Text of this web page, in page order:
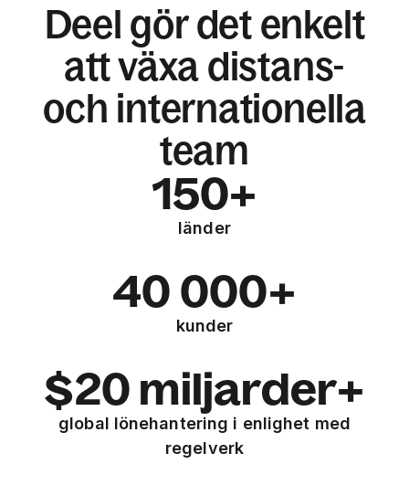
Deel gör det enkelt
att växa distans-
och internationella
team
150+
länder
40 000+
kunder
$20 miljarder+
global lönehantering i enlighet med
regelverk